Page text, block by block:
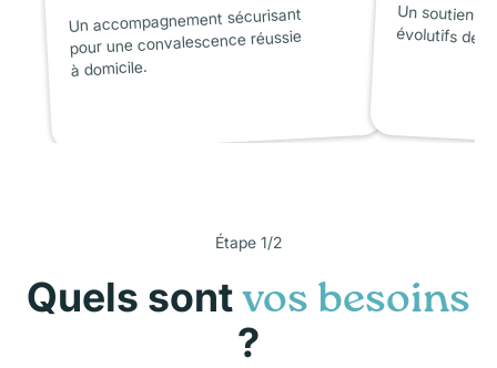
Un accompagnement sécurisant
pour une convalescence réussie
à domicile.
Un soutien
évolutifs de
Étape 1/2
Quels sont vos besoins
?